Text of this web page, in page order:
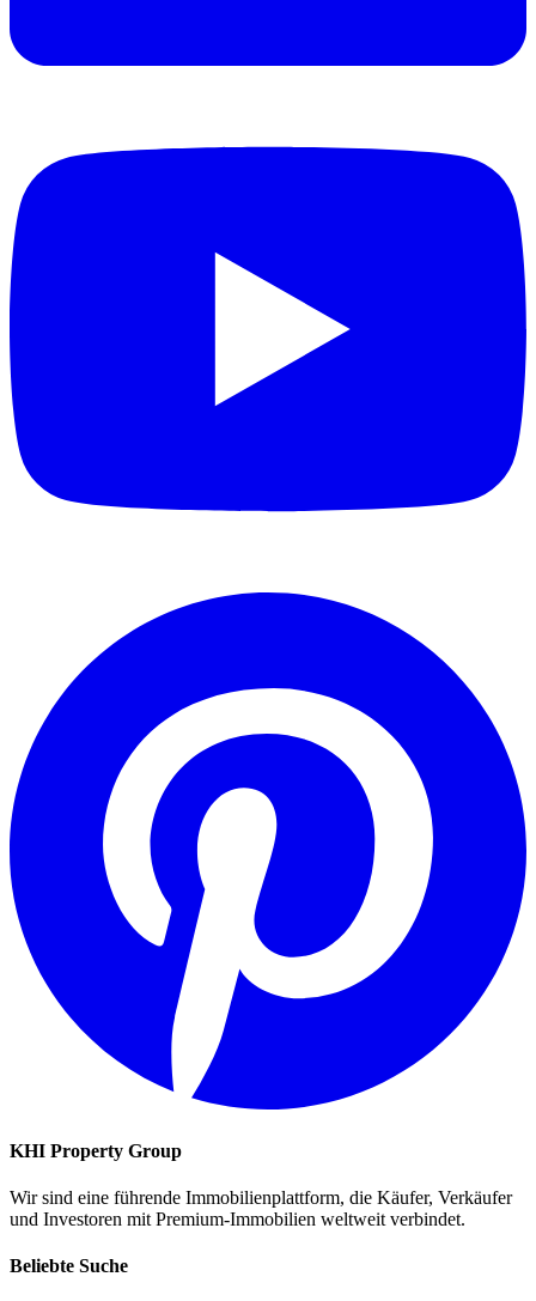
KHI Property Group
Wir sind eine führende Immobilienplattform, die Käufer, Verkäufer
und Investoren mit Premium-Immobilien weltweit verbindet.
Beliebte Suche